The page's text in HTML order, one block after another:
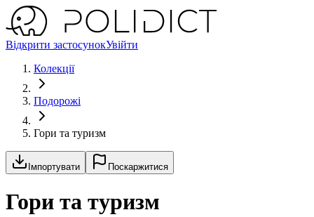
Відкрити застосунокУвійти
Колекції
Подорожі
Гори та туризм
Імпортувати Поскаржитися
Гори та туризм